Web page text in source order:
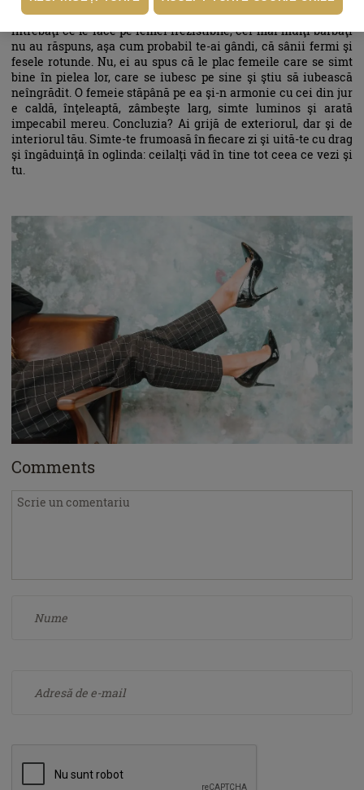
Candoare şi încredere
Întrebaţi ce le face pe femei irezistibile, cei mai mulţi bărbaţi
nu au răspuns, aşa cum probabil te-ai gândi, că sânii fermi şi
fesele rotunde. Nu, ei au spus că le plac femeile care se simt
bine în pielea lor, care se iubesc pe sine şi ştiu să iubească
neîngrădit. O femeie stăpână pe ea şi-n armonie cu cei din jur
e caldă, înţeleaptă, zâmbeşte larg, simte luminos şi arată
impecabil mereu. Concluzia? Ai grijă de exteriorul, dar şi de
interiorul tău. Simte-te frumoasă în fiecare zi şi uită-te cu drag
şi îngăduinţă în oglinda: ceilalţi văd în tine tot ceea ce vezi şi
tu.
Comments